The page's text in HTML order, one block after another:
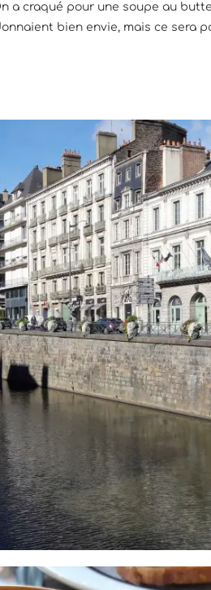
craqué pour une soupe au
bien envie, mais ce sera